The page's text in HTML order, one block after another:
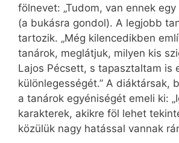
fölnevet: „Tudom, van ennek
(a bukásra gondol). A legjobb
tartozik. „Még kilencedikben
tanárok, meglátjuk, milyen kis
Lajos Pécsett, s tapasztaltam is
különlegességét.” A diáktársak,
a tanárok egyéniségét emeli ki:
karakterek, akikre föl lehet
közülük nagy hatással vannak